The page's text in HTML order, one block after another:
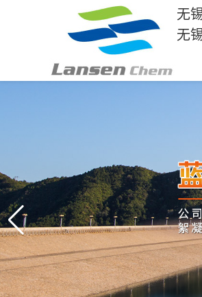
无
无